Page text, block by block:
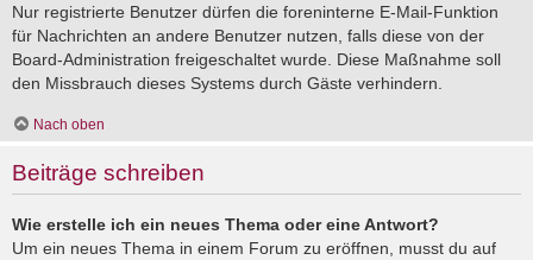
Nur registrierte Benutzer dürfen die foreninterne E-Mail-Funktion
für Nachrichten an andere Benutzer nutzen, falls diese von der
Board-Administration freigeschaltet wurde. Diese Maßnahme soll
den Missbrauch dieses Systems durch Gäste verhindern.
Nach oben
Beiträge schreiben
Wie erstelle ich ein neues Thema oder eine Antwort?
Um ein neues Thema in einem Forum zu eröffnen, musst du auf